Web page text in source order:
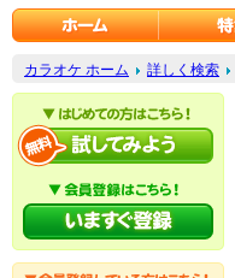
カラオケ ホーム 詳しく検索